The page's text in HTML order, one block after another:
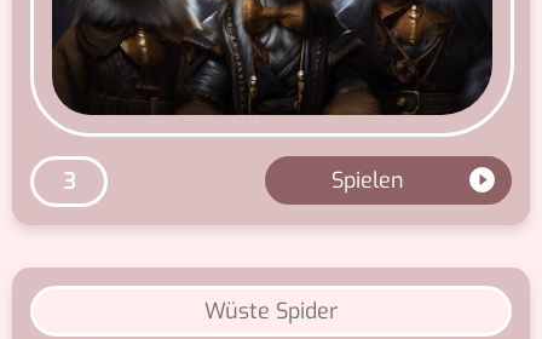
3 Spielen
Wüste Spider